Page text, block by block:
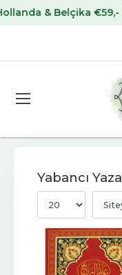
Belçika €59,- üstü
Yabancı